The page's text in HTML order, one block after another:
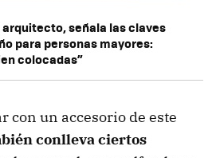
arquitecto, señala las claves
para personas mayores:
colocadas”
con un accesorio de este
conlleva ciertos